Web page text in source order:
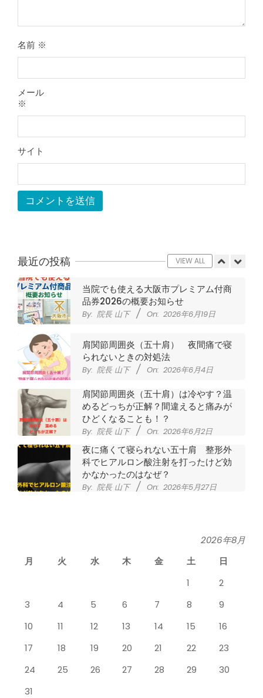
名前 ※
メール
※
サイト
最近の投稿 VIEW ALL
たほうがいい？それとも温める？
整形外科で水を抜きヒアルロン酸注射
ジャンプやダッシュで膝のお皿の下が
自分で貼れるテーピングのご紹介
痛い！膝蓋靭帯炎になってしまったら
サポーターはつけるべき？
By: 院長 山下
2026年7月11日
当院でも使える大阪市プレミアム付商
品券2026の概要お知らせ
By: 院長 山下 On: 2026年6月19日
肩関節周囲炎（五十肩） 夜間痛で寝
られないときの対処法
By: 院長 山下 On: 2026年6月4日
肩関節周囲炎（五十肩）は冷やす？温
めるどっちが正解？間違えると痛みが
ひどくなることも！？
By: 院長 山下 On: 2026年6月2日
夜に痛くて寝られない五十肩 整形外
科でヒアルロン酸注射を打ったけど効
かなかったのはなぜ？
By: 院長 山下 On: 2026年5月27日
2026年5月26日
膝のお皿の下が痛くて運動できない！
たほうがいい？それとも温める？
By: 院長 山下 On: 2026年5月25日
をしても痛みが取れない膝痛で来院さ
れた患者さまの声
By: 院長 山下 On: 2026年5月23日
ジャンプやダッシュで膝のお皿の下が
2026年8月
月
火 水 木 金 土
日
1
2
3
4 5 6 7 8
9
10
11 12 13 14 15
16
17
18 19 20 21 22
23
24
25 26 27 28 29
30
31